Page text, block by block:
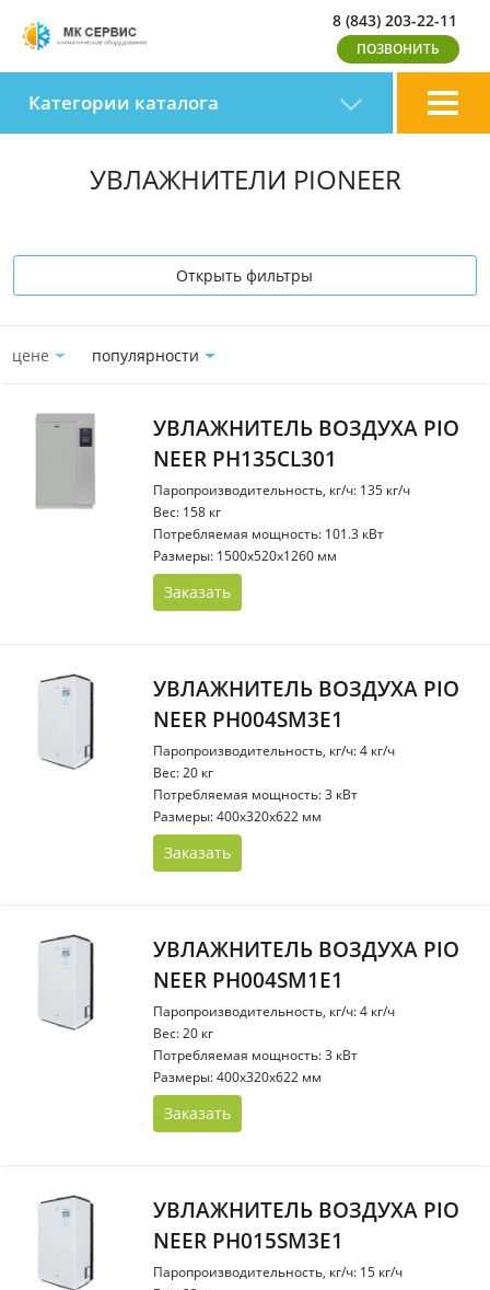
8 (843) 203-22-11
Категории каталога
УВЛАЖНИТЕЛИ PIONEER
Открыть фильтры
цене популярности
УВЛАЖНИТЕЛЬ ВОЗДУХА PIO
NEER PH135CL301
Паропроизводительность, кг/ч: 135 кг/ч
Вес: 158 кг
Потребляемая мощность: 101.3 кВт
Размеры: 1500x520x1260 мм
Заказать
УВЛАЖНИТЕЛЬ ВОЗДУХА PIO
NEER PH004SM3E1
Паропроизводительность, кг/ч: 4 кг/ч
Вес: 20 кг
Потребляемая мощность: 3 кВт
Размеры: 400x320x622 мм
Заказать
УВЛАЖНИТЕЛЬ ВОЗДУХА PIO
NEER PH004SM1E1
Паропроизводительность, кг/ч: 4 кг/ч
Вес: 20 кг
Потребляемая мощность: 3 кВт
Размеры: 400x320x622 мм
Заказать
УВЛАЖНИТЕЛЬ ВОЗДУХА PIO
NEER PH015SM3E1
Паропроизводительность, кг/ч: 15 кг/ч